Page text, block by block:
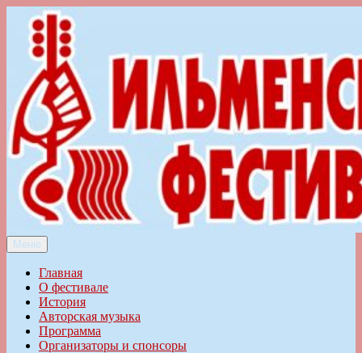
Перейти
содержимому
Ильменский фестиваль авторской песни
Меню
Главная
О фестивале
История
Авторская музыка
Программа
Организаторы и спонсоры